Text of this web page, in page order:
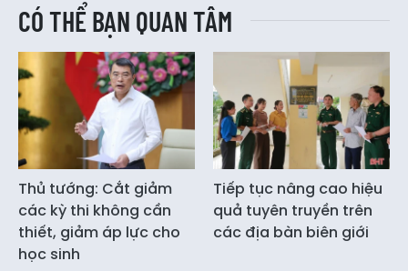
CÓ THỂ BẠN QUAN TÂM
Thủ tướng: Cắt giảm
các kỳ thi không cần
thiết, giảm áp lực cho
học sinh
Tiếp tục nâng cao hiệu
quả tuyên truyền trên
các địa bàn biên giới